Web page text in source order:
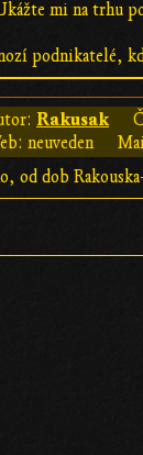
mi na trhu
podnikatelé,
Rakusak
neuveden
od dob